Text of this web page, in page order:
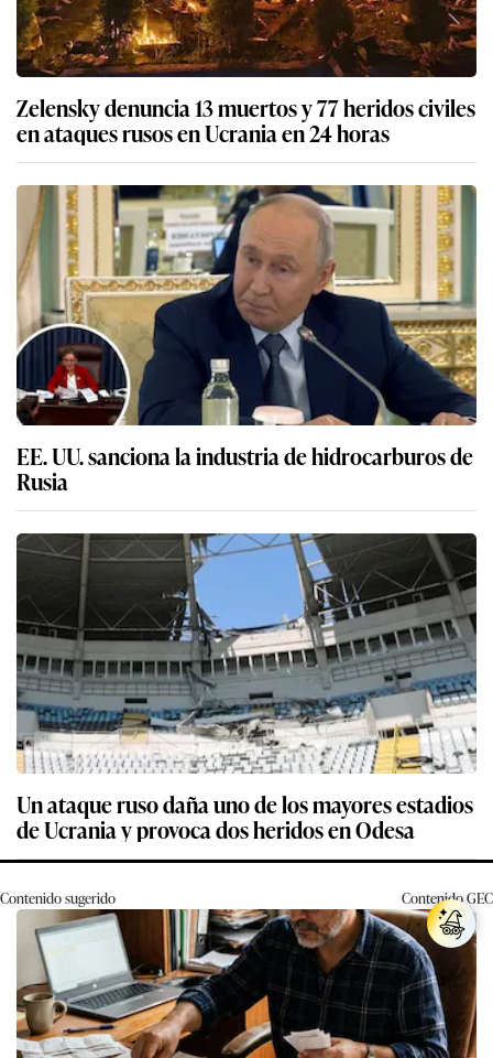
Zelensky denuncia 13 muertos y 77 heridos civiles
en ataques rusos en Ucrania en 24 horas
EE. UU. sanciona la industria de hidrocarburos de
Rusia
Un ataque ruso daña uno de los mayores estadios
de Ucrania y provoca dos heridos en Odesa
Contenido sugerido ContenidoGEC